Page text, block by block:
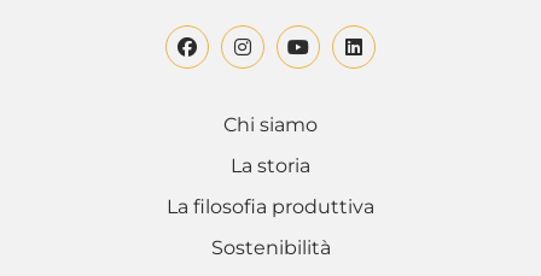
Chi siamo
La storia
La filosofia produttiva
Sostenibilità